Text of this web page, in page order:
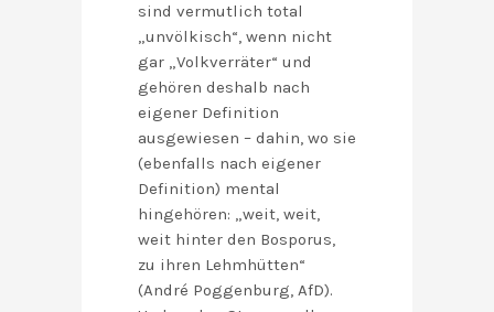
sind vermutlich total
„unvölkisch“, wenn nicht
gar „Volkverräter“ und
gehören deshalb nach
eigener Definition
ausgewiesen – dahin, wo sie
(ebenfalls nach eigener
Definition) mental
hingehören: „weit, weit,
weit hinter den Bosporus,
zu ihren Lehmhütten“
(André Poggenburg, AfD).